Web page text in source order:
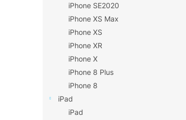
iPhone SE2020
iPhone XS Max
iPhone XS
iPhone XR
iPhone X
iPhone 8 Plus
iPhone 8
iPad
iPad